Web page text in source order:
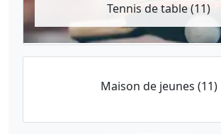
Tennis de table (11)
Maison de jeunes (11)